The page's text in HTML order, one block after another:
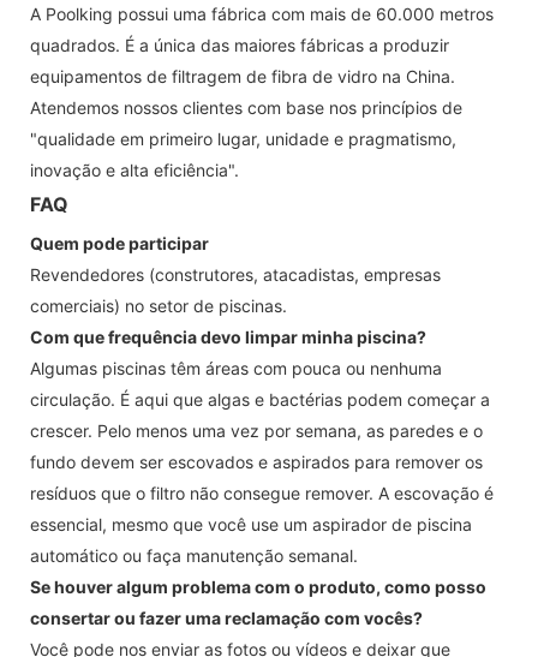
A Poolking possui uma fábrica com mais de 60.000 metros
quadrados. É a única das maiores fábricas a produzir
equipamentos de filtragem de fibra de vidro na China.
Atendemos nossos clientes com base nos princípios de
"qualidade em primeiro lugar, unidade e pragmatismo,
inovação e alta eficiência".
FAQ
Quem pode participar
Revendedores (construtores, atacadistas, empresas
comerciais) no setor de piscinas.
Com que frequência devo limpar minha piscina?
Algumas piscinas têm áreas com pouca ou nenhuma
circulação. É aqui que algas e bactérias podem começar a
crescer. Pelo menos uma vez por semana, as paredes e o
fundo devem ser escovados e aspirados para remover os
resíduos que o filtro não consegue remover. A escovação é
essencial, mesmo que você use um aspirador de piscina
automático ou faça manutenção semanal.
Se houver algum problema com o produto, como posso
consertar ou fazer uma reclamação com vocês?
Você pode nos enviar as fotos ou vídeos e deixar que